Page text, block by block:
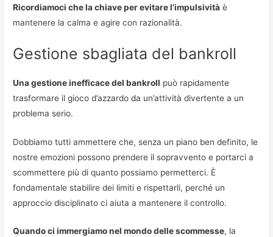
Ricordiamoci che la chiave per evitare l’impulsività è
mantenere la calma e agire con razionalità.
Gestione sbagliata del bankroll
Una gestione inefficace del bankroll può rapidamente
trasformare il gioco d’azzardo da un’attività divertente a un
problema serio.
Dobbiamo tutti ammettere che, senza un piano ben definito, le
nostre emozioni possono prendere il sopravvento e portarci a
scommettere più di quanto possiamo permetterci. È
fondamentale stabilire dei limiti e rispettarli, perché un
approccio disciplinato ci aiuta a mantenere il controllo.
Quando ci immergiamo nel mondo delle scommesse, la